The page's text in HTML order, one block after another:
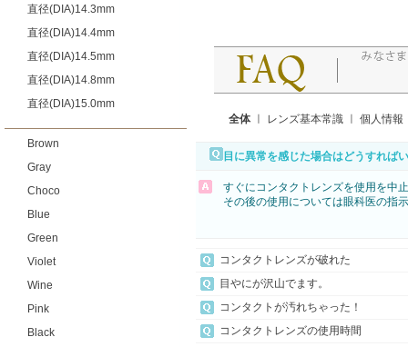
直径(DIA)14.3mm
直径(DIA)14.4mm
直径(DIA)14.5mm
直径(DIA)14.8mm
直径(DIA)15.0mm
Brown
Gray
Choco
Blue
Green
Violet
Wine
Pink
Black
全体ㅣ レンズ基本常識 個人情報
目に異常を感じた場合はどうすれば
すぐにコンタクトレンズを使用を中
その後の使用については眼科医の指
コンタクトレンズが破れた
目やにが沢山でます。
コンタクトが汚れちゃった！
コンタクトレンズの使用時間